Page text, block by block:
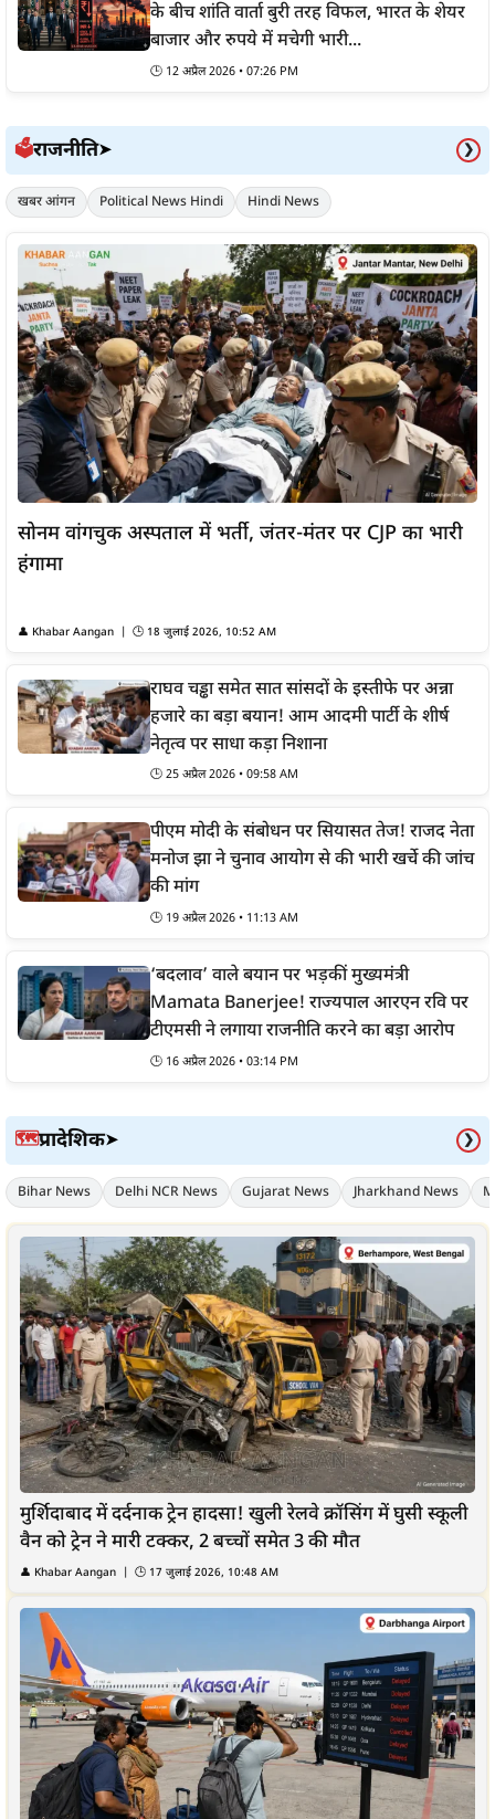
के बीच शांति वार्ता बुरी तरह विफल, भारत के शेयर
बाजार और रुपये में मचेगी भारी...
🕒 12 अप्रैल 2026 • 07:26 PM
🗳️राजनीति➤ ❯
खबर आंगन Political News Hindi Hindi News
सोनम वांगचुक अस्पताल में भर्ती, जंतर-मंतर पर CJP का भारी
हंगामा
👤 Khabar Aangan | 🕒 18 जुलाई 2026, 10:52 AM
राघव चड्ढा समेत सात सांसदों के इस्तीफे पर अन्ना
हजारे का बड़ा बयान! आम आदमी पार्टी के शीर्ष
नेतृत्व पर साधा कड़ा निशाना
🕒 25 अप्रैल 2026 • 09:58 AM
पीएम मोदी के संबोधन पर सियासत तेज! राजद नेता
मनोज झा ने चुनाव आयोग से की भारी खर्चे की जांच
की मांग
🕒 19 अप्रैल 2026 • 11:13 AM
‘बदलाव’ वाले बयान पर भड़कीं मुख्यमंत्री
Mamata Banerjee! राज्यपाल आरएन रवि पर
टीएमसी ने लगाया राजनीति करने का बड़ा आरोप
🕒 16 अप्रैल 2026 • 03:14 PM
🗺️प्रादेशिक➤ ❯
Bihar News Delhi NCR News Gujarat News Jharkhand News
मुर्शिदाबाद में दर्दनाक ट्रेन हादसा! खुली रेलवे क्रॉसिंग में घुसी स्कूली
वैन को ट्रेन ने मारी टक्कर, 2 बच्चों समेत 3 की मौत
👤 Khabar Aangan | 🕒 17 जुलाई 2026, 10:48 AM